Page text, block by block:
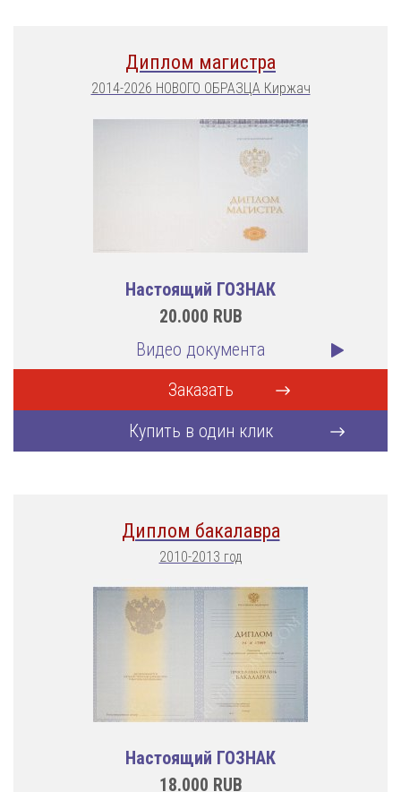
Диплом магистра
2014-2026 НОВОГО ОБРАЗЦА Киржач
Настоящий ГОЗНАК
20.000 RUB
Видео документа
Заказать
Купить в один клик
Диплом бакалавра
2010-2013 год
Настоящий ГОЗНАК
18.000 RUB